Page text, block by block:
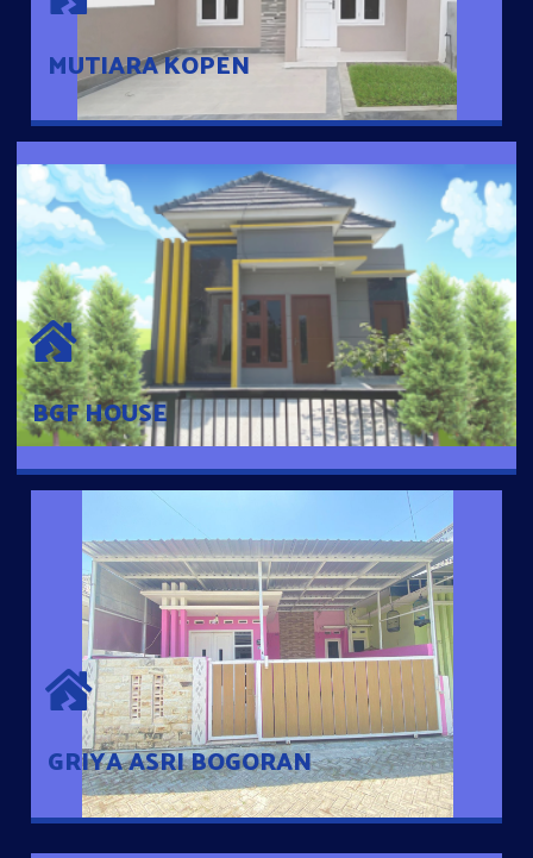
MUTIARA KOPEN
BGF HOUSE
BGF HOUSE
Hunian Mewah Pusat Kota dengan fasilitas Free Desain, Dapur,
Parkir Mobil dengan 3 Kamar Tidur dan 2 Kamar Mandi.
GRIYA ASRI BOGORAN
GRIYA ASRI BOGORAN
Desain Modern Minimalis dengan Konsep Rumah Pintar
Sehingga Memudahkan Penghuni mengakses rumahnya
dengan Ponsel